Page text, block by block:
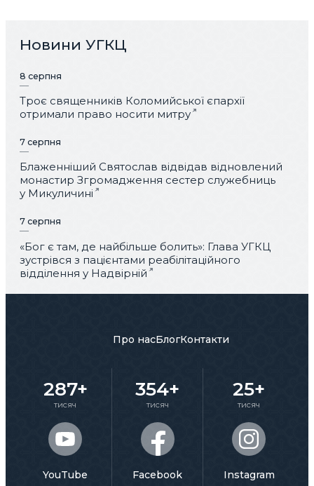
Новини УГКЦ
8 серпня
Троє священників Коломийської єпархії
отримали право носити митру
7 серпня
Блаженніший Святослав відвідав відновлений
монастир Згромадження сестер служебниць
у Микуличині
7 серпня
«Бог є там, де найбільше болить»: Глава УГКЦ
зустрівся з пацієнтами реабілітаційного
відділення у Надвірній
Про насБлогКонтакти
287+
тисяч
YouTube
354+
тисяч
Facebook
25+
тисяч
Instagram